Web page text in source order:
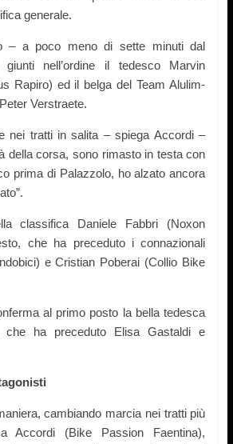
generale.
– a poco meno di sette minuti dal
nell’ordine il tedesco Marvin
Rapiro) ed il belga del Team Alulim-
Verstraete.
nei tratti in salita – spiega Accordi –
della corsa, sono rimasto in testa con
prima di Palazzolo, ho alzato ancora
classifica Daniele Fabbri (Noxon
che ha preceduto i connazionali
e Cristian Poberai (Collio Bike
al primo posto la bella tedesca
che ha preceduto Elisa Gastaldi e
cambiando marcia nei tratti più
Accordi (Bike Passion Faentina),